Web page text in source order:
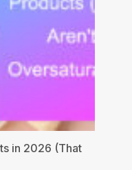
in 2026 (That